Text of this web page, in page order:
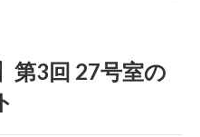
第3回 27号室の